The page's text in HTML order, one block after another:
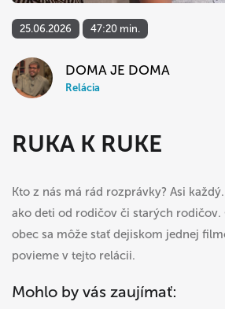
25.06.2026 47:20 min.
DOMA JE DOMA
Relácia
RUKA K RUKE
Kto z nás má rád rozprávky? Asi
ako deti od rodičov či starých rodičov.
obec sa môže stať dejiskom jednej
povieme v tejto relácii.
Mohlo by vás zaujímať: